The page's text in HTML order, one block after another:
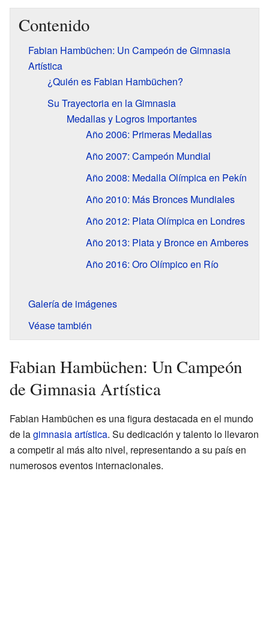
Contenido
Fabian Hambüchen: Un Campeón de Gimnasia
Artística
¿Quién es Fabian Hambüchen?
Su Trayectoria en la Gimnasia
Medallas y Logros Importantes
Año 2006: Primeras Medallas
Año 2007: Campeón Mundial
Año 2008: Medalla Olímpica en Pekín
Año 2010: Más Bronces Mundiales
Año 2012: Plata Olímpica en Londres
Año 2013: Plata y Bronce en Amberes
Año 2016: Oro Olímpico en Río
Galería de imágenes
Véase también
Fabian Hambüchen: Un Campeón
de Gimnasia Artística
Fabian Hambüchen es una figura destacada en el mundo
de lagimnasia artística. Su dedicación y talento lo llevaron
a competir al más alto nivel, representando a su país en
numerosos eventos internacionales.